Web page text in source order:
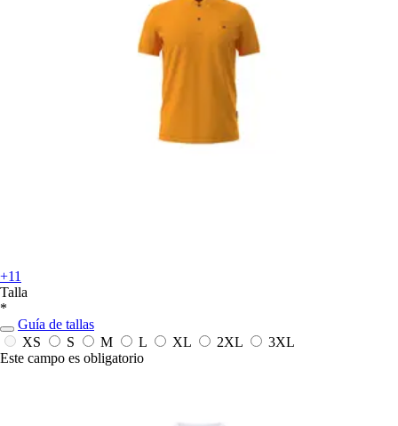
+11
Talla
*
Guía de tallas
XS
S M L XL 2XL
3XL
Este campo es obligatorio